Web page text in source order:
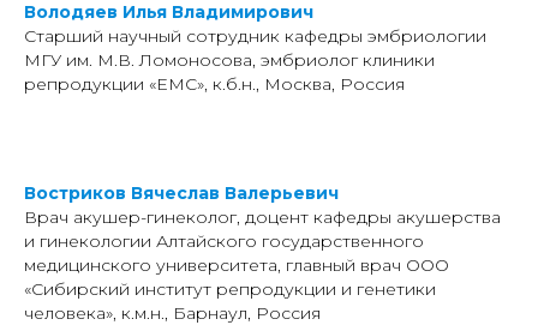
Володяев Илья Владимирович
Старший научный сотрудник кафедры эмбриологии
МГУ им. М.В. Ломоносова, эмбриолог клиники
репродукции «EMC», к.б.н., Москва, Россия
Востриков Вячеслав Валерьевич
Врач акушер-гинеколог, доцент кафедры акушерства
и гинекологии Алтайского государственного
медицинского университета, главный врач ООО
«Сибирский институт репродукции и генетики
человека», к.м.н., Барнаул, Россия